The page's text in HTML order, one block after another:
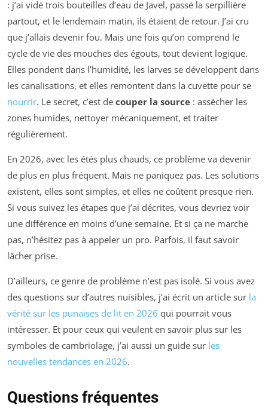
: j’ai vidé trois bouteilles d’eau de Javel, passé la serpillière
partout, et le lendemain matin, ils étaient de retour. J’ai cru
que j’allais devenir fou. Mais une fois qu’on comprend le
cycle de vie des mouches des égouts, tout devient logique.
Elles pondent dans l’humidité, les larves se développent dans
les canalisations, et elles remontent dans la cuvette pour se
nourrir. Le secret, c’est de couper la source : assécher les
zones humides, nettoyer mécaniquement, et traiter
régulièrement.
En 2026, avec les étés plus chauds, ce problème va devenir
de plus en plus fréquent. Mais ne paniquez pas. Les solutions
existent, elles sont simples, et elles ne coûtent presque rien.
Si vous suivez les étapes que j’ai décrites, vous devriez voir
une différence en moins d’une semaine. Et si ça ne marche
pas, n’hésitez pas à appeler un pro. Parfois, il faut savoir
lâcher prise.
D’ailleurs, ce genre de problème n’est pas isolé. Si vous avez
des questions sur d’autres nuisibles, j’ai écrit un article sur la
vérité sur les punaises de lit en 2026 qui pourrait vous
intéresser. Et pour ceux qui veulent en savoir plus sur les
symboles de cambriolage, j’ai aussi un guide sur les
nouvelles tendances en 2026.
Questions fréquentes